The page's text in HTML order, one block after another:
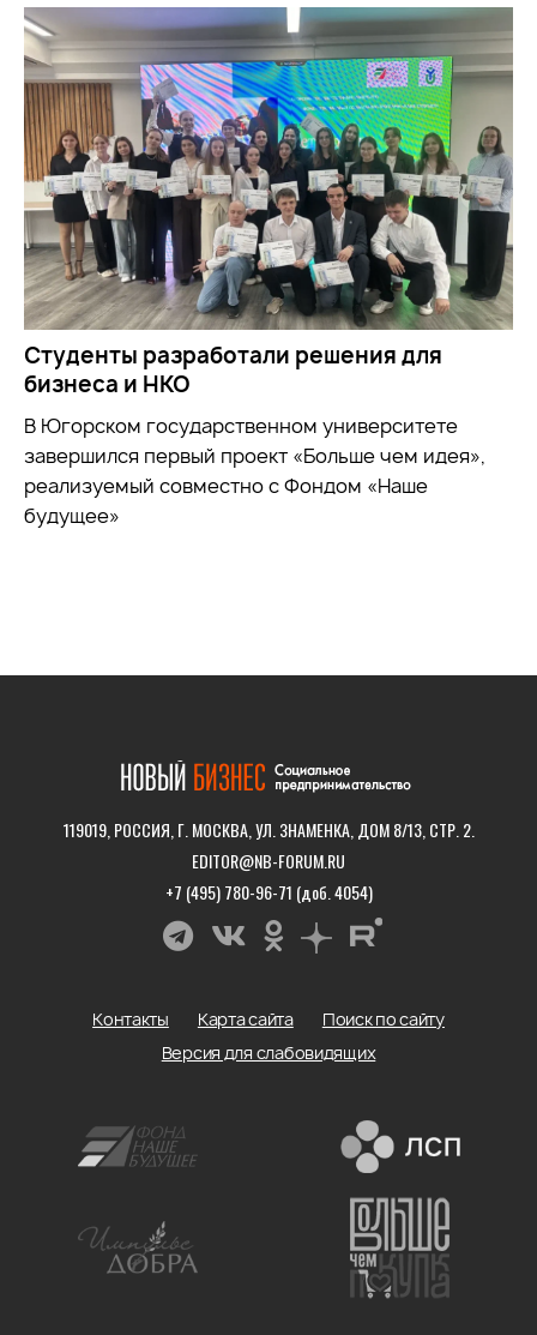
Студенты разработали решения для
бизнеса и НКО
В Югорском государственном университете
завершился первый проект «Больше чем идея»,
реализуемый совместно с Фондом «Наше
будущее»
119019, РОССИЯ, Г. МОСКВА, УЛ. ЗНАМЕНКА, ДОМ 8/13, СТР. 2.
EDITOR@NB-FORUM.RU
+7 (495) 780-96-71 (доб. 4054)
Контакты Карта сайта
Поиск по сайту
Версия для слабовидящих